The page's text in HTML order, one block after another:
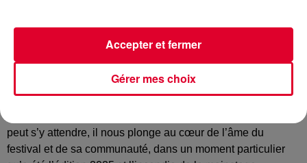
Tomorrowland sort le documentaire« We Are Tomorrow
Tomorrowland, festival électro le plus célèbre au monde,
s’associe àAmazon Musicpour présenter« We Are
peut s’y attendre, il nous plonge au cœur de l’âme du
festival et de sa communauté, dans un moment particulier
Gérer mes choix
Accepter et fermer